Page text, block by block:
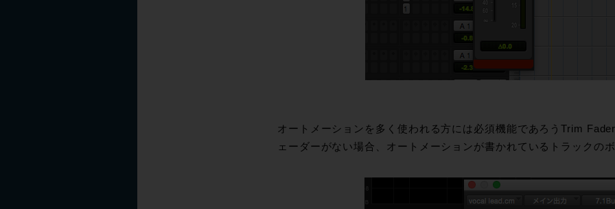
オートメーションを多く使われる方には必須機能であろうTrim
ェーダーがない場合、オートメーションが書かれているトラックの